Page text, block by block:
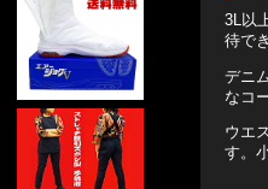
3L以
待で
デニ
なコ
ウエ
す。